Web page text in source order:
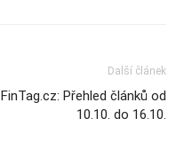
Další článek
FinTag.cz: Přehled článků od
10.10. do 16.10.